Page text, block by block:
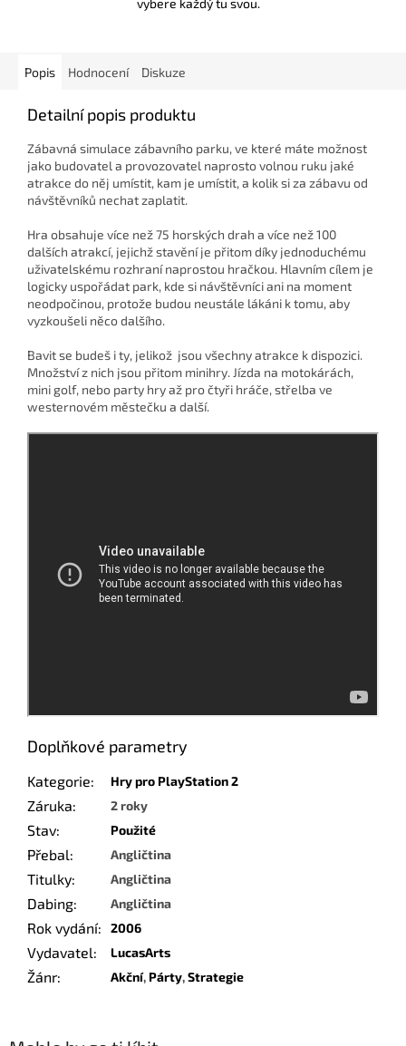
vybere každý tu svou.
Popis Hodnocení Diskuze
Detailní popis produktu
Zábavná simulace zábavního parku, ve které máte možnost
jako budovatel a provozovatel naprosto volnou ruku jaké
atrakce do něj umístit, kam je umístit, a kolik si za zábavu od
návštěvníků nechat zaplatit.
Hra obsahuje více než 75 horských drah a více než 100
dalších atrakcí, jejichž stavění je přitom díky jednoduchému
uživatelskému rozhraní naprostou hračkou. Hlavním cílem je
logicky uspořádat park, kde si návštěvníci ani na moment
neodpočinou, protože budou neustále lákáni k tomu, aby
vyzkoušeli něco dalšího.
Bavit se budeš i ty, jelikož jsou všechny atrakce k dispozici.
Množství z nich jsou přitom minihry. Jízda na motokárách,
mini golf, nebo party hry až pro čtyři hráče, střelba ve
westernovém městečku a další.
Doplňkové parametry
Kategorie: Hry pro PlayStation 2
Záruka: 2 roky
Stav: Použité
Přebal: Angličtina
Titulky: Angličtina
Dabing: Angličtina
Rok vydání: 2006
Vydavatel: LucasArts
Žánr: Akční, Párty,Strategie